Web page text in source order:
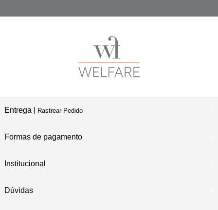
Entrega | Rastrear Pedido
Formas de pagamento
Institucional
Dúvidas